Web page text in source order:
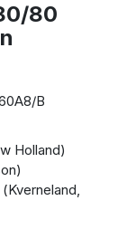
80
B
Holland)
(Kverneland,